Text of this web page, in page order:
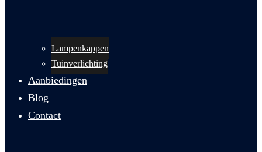
Lampenkappen
Tuinverlichting
Aanbiedingen
Blog
Contact